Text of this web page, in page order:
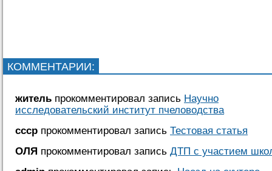
КОММЕНТАРИИ:
житель прокомментировал запись Научно
исследовательский институт пчеловодства
cccр прокомментировал запись Тестовая статья
ОЛЯ прокомментировал запись ДТП с участием